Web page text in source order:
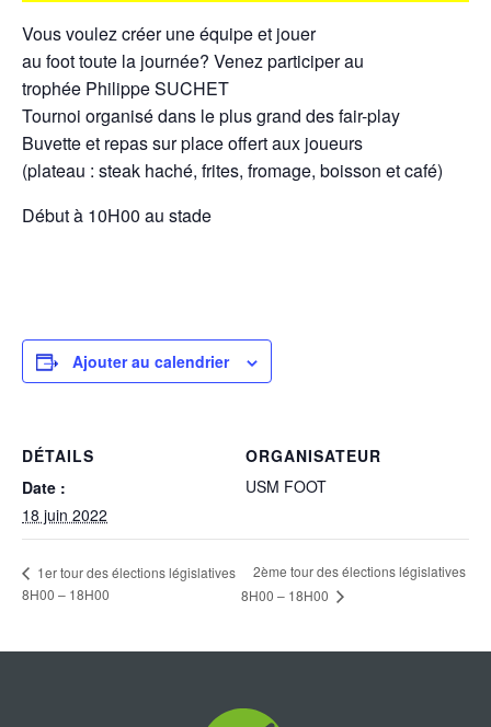
Vous voulez créer une équipe et jouer
au foot toute la journée? Venez participer au
trophée Philippe SUCHET
Tournoi organisé dans le plus grand des fair-play
Buvette et repas sur place offert aux joueurs
(plateau : steak haché, frites, fromage, boisson et café)
Début à 10H00 au stade
Ajouter au calendrier
DÉTAILS
Date :
18 juin 2022
ORGANISATEUR
USM FOOT
1er tour des élections législatives
8H00 – 18H00
2ème tour des élections législatives
8H00 – 18H00